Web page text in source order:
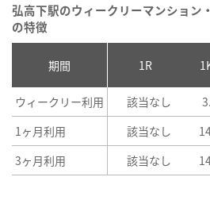
弘高下駅のウィークリーマンション
の特徴
期間 1R
ウィークリー利用 該当なし
1ヶ月利用
該当なし
3ヶ月利用
該当なし